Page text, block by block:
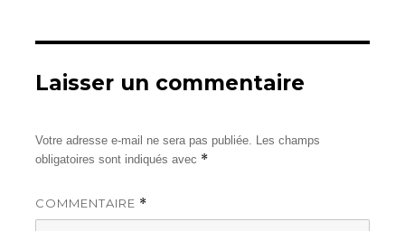
Laisser un commentaire
Votre adresse e-mail ne sera pas publiée. Les champs
obligatoires sont indiqués avec *
COMMENTAIRE *